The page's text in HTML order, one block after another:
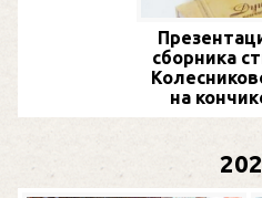
сборника
на